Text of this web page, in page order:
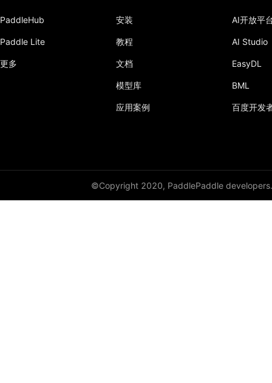
PaddleHub
Paddle Lite
更多
安装
教程
文档
模型库
应用案例
AI开放平
AI Studio
EasyDL
BML
百度开发
©Copyright 2020, PaddlePaddle developers.